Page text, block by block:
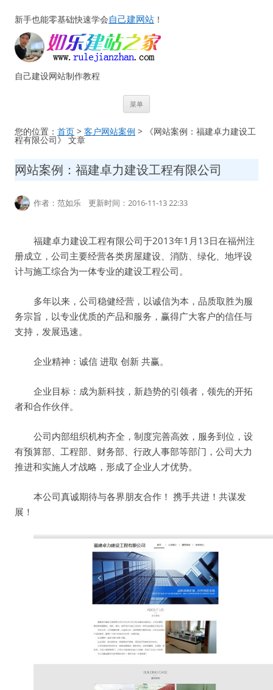
新手也能零基础快速学会自己建网站 ！
自己建设网站制作教程
菜单
文
您的位置： 首页 > 客户网站案例 > 《网站案例：福建卓力建设工
程有限公司》 文章
网站案例：福建卓力建设工程有限公司
作者：范如乐 更新时间：2016-11-13 22:33
福建卓力建设工程有限公司于2013年1月13日在福州注
册成立，公司主要经营各类房屋建设、消防、绿化、地坪设
计与施工综合为一体专业的建设工程公司。
多年以来，公司稳健经营，以诚信为本，品质取胜为服
务宗旨，以专业优质的产品和服务，赢得广大客户的信任与
支持，发展迅速。
企业精神：诚信 进取 创新 共赢。
企业目标：成为新科技，新趋势的引领者，领先的开拓
者和合作伙伴。
公司内部组织机构齐全，制度完善高效，服务到位，设
有预算部、工程部、财务部、行政人事部等部门，公司大力
推进和实施人才战略，形成了企业人才优势。
本公司真诚期待与各界朋友合作！ 携手共进！共谋发
展！